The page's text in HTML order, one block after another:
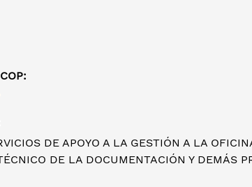
DE APOYO A LA GESTIÓN A LA
DE LA DOCUMENTACIÓN Y DEMÁS